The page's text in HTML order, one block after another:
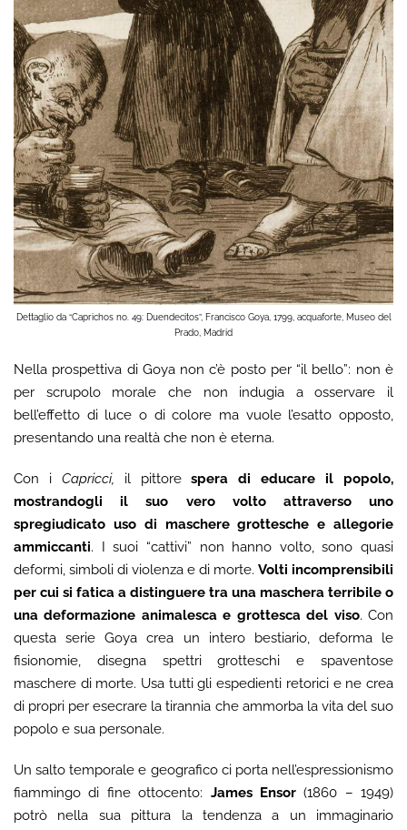
Dettaglio da “Caprichos no. 49: Duendecitos”, Francisco Goya, 1799, acquaforte, Museo del
Prado, Madrid
Nella prospettiva di Goya non c’è posto per “il bello”: non è
per scrupolo morale che non indugia a osservare il
bell’effetto di luce o di colore ma vuole l’esatto opposto,
presentando una realtà che non è eterna.
Con i Capricci, il pittorespera di educare il popolo,
mostrandogli il suo vero volto attraverso uno
spregiudicato uso di maschere grottesche e allegorie
ammiccanti. I suoi “cattivi” non hanno volto, sono quasi
deformi, simboli di violenza e di morte. Volti incomprensibili
per cui si fatica a distinguere tra una maschera terribile o
una deformazione animalesca e grottesca del viso. Con
questa serie Goya crea un intero bestiario, deforma le
fisionomie, disegna spettri grotteschi e spaventose
maschere di morte. Usa tutti gli espedienti retorici e ne crea
di propri per esecrare la tirannia che ammorba la vita del suo
popolo e sua personale.
Un salto temporale e geografico ci porta nell’espressionismo
fiammingo di fine ottocento: James Ensor(1860 – 1949)
potrò nella sua pittura la tendenza a un immaginario